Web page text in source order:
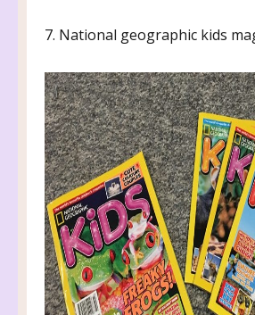
7. National geographic kids